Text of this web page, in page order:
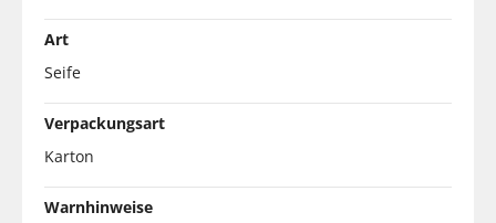
Art
Seife
Verpackungsart
Karton
Warnhinweise